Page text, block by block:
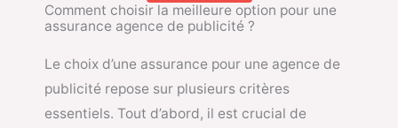
Comment choisir la meilleure option pour une
assurance agence de publicité ?
Le choix d’une assurance pour une agence de
publicité repose sur plusieurs critères
essentiels. Tout d’abord, il est crucial de